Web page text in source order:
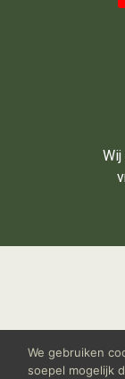
Wij
We gebruiken
soepel mogelijk